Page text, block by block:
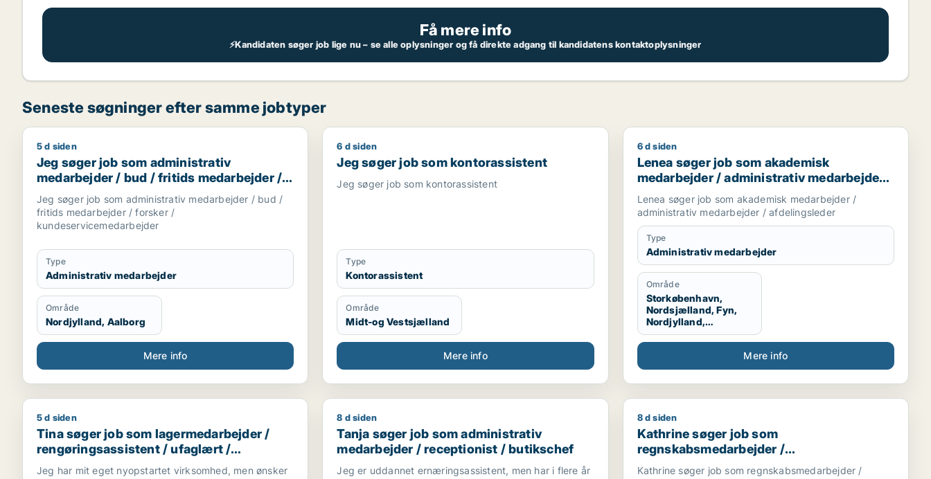
Få mere info
⚡Kandidaten søger job lige nu – se alle oplysninger og få direkte adgang til kandidatens kontaktoplysninger
Seneste søgninger efter samme jobtyper
Jeg søger job som administrativ medarbejder / bud / fritids medarbejder / forsker / kundeservicemedarbejder
5 d siden
Jeg søger job som administrativ
medarbejder / bud / fritids medarbejder /
forsker / kundeservicemedarbejder
Jeg søger job som administrativ medarbejder / bud /
fritids medarbejder / forsker /
kundeservicemedarbejder
Type
Administrativ medarbejder
Område
Nordjylland, Aalborg
Mere info
Jeg søger job som kontorassistent
6 d siden
Jeg søger job som kontorassistent
Jeg søger job som kontorassistent
Type
Kontorassistent
Område
Midt-og Vestsjælland
Mere info
Lenea søger job som akademisk medarbejder /
6 d siden
Lenea søger job som akademisk
medarbejder / administrativ medarbejder /
afdelingsleder
Lenea søger job som akademisk medarbejder /
administrativ medarbejder / afdelingsleder
Type
Administrativ medarbejder
Område
Storkøbenhavn,
Nordsjælland, Fyn,
Nordjylland,
København, Grønland
Mere info
Tina søger job som lagermedarbejder / rengøringsassistent / ufaglært / kontorassistent / kundeservicemedarbejder
5 d siden
Tina søger job som lagermedarbejder /
rengøringsassistent / ufaglært /
kontorassistent /
Jeg har mit eget nyopstartet virksomhed, men ønsker
Tanja søger job som administrativ medarbejder / receptionist / butikschef
8 d siden
Tanja søger job som administrativ
medarbejder / receptionist / butikschef
Jeg er uddannet ernæringsassistent, men har i flere år
Kathrine søger job som regnskabsmedarbejder /
8 d siden
Kathrine søger job som
regnskabsmedarbejder /
finansmedarbejder / administrativ
Kathrine søger job som regnskabsmedarbejder /